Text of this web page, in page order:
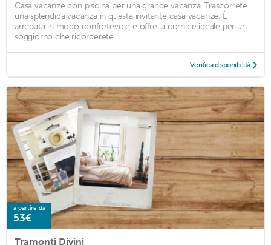
Casa vacanze con piscina per una grande vacanza. Trascorrete
una splendida vacanza in questa invitante casa vacanze. È
arredata in modo confortevole e offre la cornice ideale per un
soggiorno che ricorderete ...
Verifica disponibilità
a partire da
53€
Tramonti Divini